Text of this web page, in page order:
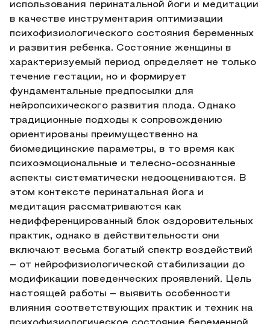
использования перинатальной йоги и медитации
в качестве инструментария оптимизации
психофизиологического состояния беременных
и развития ребенка. Состояние женщины в
характеризуемый период определяет не только
течение гестации, но и формирует
фундаментальные предпосылки для
нейропсихического развития плода. Однако
традиционные подходы к сопровождению
ориентированы преимущественно на
биомедицинские параметры, в то время как
психоэмоциональные и телесно-осознанные
аспекты систематически недооцениваются. В
этом контексте перинатальная йога и
медитация рассматриваются как
недифференцированный блок оздоровительных
практик, однако в действительности они
включают весьма богатый спектр воздействий
– от нейрофизиологической стабилизации до
модификации поведенческих проявлений. Цель
настоящей работы – выявить особенности
влияния соответствующих практик и техник на